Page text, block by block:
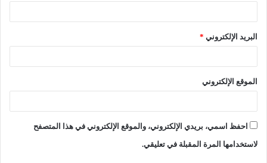
البريد الإلكتروني *
الموقع الإلكتروني
احفظ اسمي، بريدي الإلكتروني، والموقع الإلكتروني في هذا المتصفح
لاستخدامها المرة المقبلة في تعليقي.